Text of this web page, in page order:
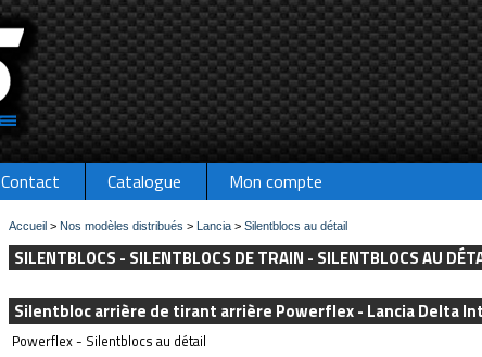
Contact Catalogue Mon compte
Accueil > Nos modèles distribués > Lancia > Silentblocs au détail
SILENTBLOCS - SILENTBLOCS DE TRAIN - SILENTBLOCS AU
Silentbloc arrière de tirant arrière Powerflex - Lancia Delta
Powerflex - Silentblocs au détail